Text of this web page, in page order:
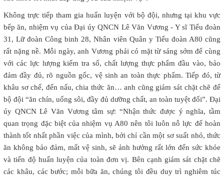
Không trực tiếp tham gia huấn luyện với bộ đội, nhưng tại khu vực
bếp ăn, nhiệm vụ của Đại úy QNCN Lê Văn Vương - Y sĩ Tiểu đoàn
31, Lữ đoàn Công binh 28, Nhân viên Quân y Tiểu đoàn A80 cũng
rất nặng nề. Mỗi ngày, anh Vương phải có mặt từ sáng sớm để cùng
với các lực lượng kiểm tra số, chất lượng thực phẩm đầu vào, bảo
đảm đầy đủ, rõ nguồn gốc, vệ sinh an toàn thực phẩm. Tiếp đó, từ
khâu sơ chế, đến nấu, chia thức ăn… anh cũng giám sát chặt chẽ để
bộ đội “ăn chín, uống sôi, đầy đủ dưỡng chất, an toàn tuyệt đối”. Đại
úy QNCN Lê Văn Vương tâm sự: “Nhận thức được ý nghĩa, tầm
quan trọng đặc biệt của nhiệm vụ A80 nên tôi luôn nỗ lực để hoàn
thành tốt nhất phần việc của mình, bởi chỉ cần một sơ suất nhỏ, thức
ăn không bảo đảm, mất vệ sinh, sẽ ảnh hưởng rất lớn đến sức khỏe
và tiến độ huấn luyện của toàn đơn vị. Bên cạnh giám sát chặt chẽ
các khâu, các bước; mỗi bữa ăn, chúng tôi đều duy trì nghiêm túc